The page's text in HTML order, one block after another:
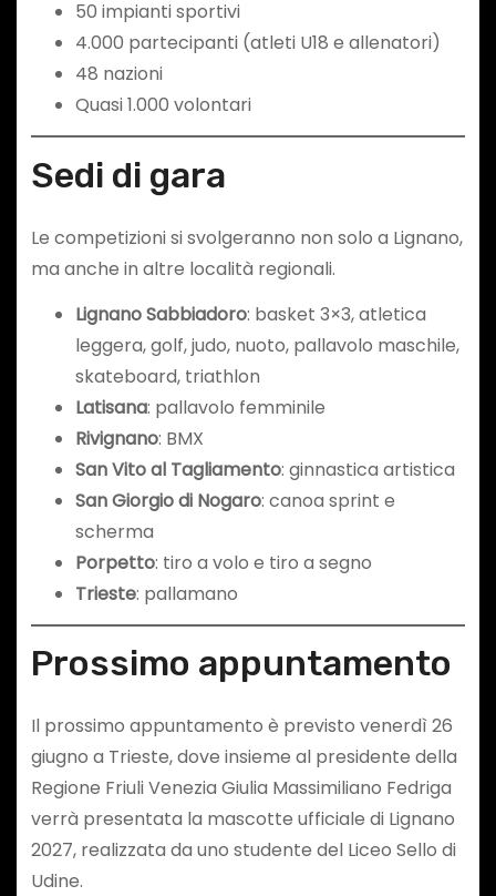
50 impianti sportivi
4.000 partecipanti (atleti U18 e allenatori)
48 nazioni
Quasi 1.000 volontari
Sedi di gara
Le competizioni si svolgeranno non solo a Lignano,
ma anche in altre località regionali.
Lignano Sabbiadoro: basket 3×3, atletica
leggera, golf, judo, nuoto, pallavolo maschile,
skateboard, triathlon
Latisana: pallavolo femminile
Rivignano: BMX
San Vito al Tagliamento: ginnastica artistica
San Giorgio di Nogaro: canoa sprint e
scherma
Porpetto: tiro a volo e tiro a segno
Trieste: pallamano
Prossimo appuntamento
Il prossimo appuntamento è previsto venerdì 26
giugno a Trieste, dove insieme al presidente della
Regione Friuli Venezia Giulia Massimiliano Fedriga
verrà presentata la mascotte ufficiale di Lignano
2027, realizzata da uno studente del Liceo Sello di
Udine.